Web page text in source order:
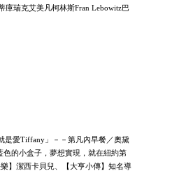
庫瑞克艾美凡柯林斯Fran Lebowitz巴
是愛Tiffany」－－第凡內早餐／奧黛
色的小盒子，夢想實現，就在紐約第
】潔西卡貝兒、【大亨小傳】知名導